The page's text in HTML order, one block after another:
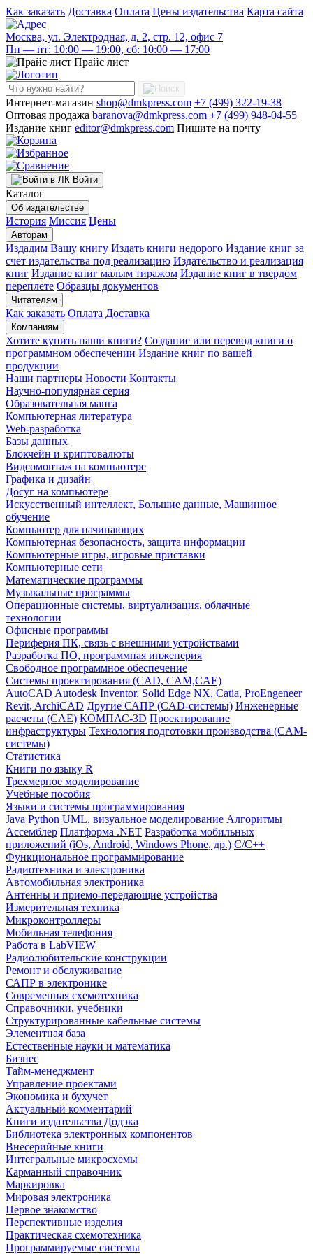
Как заказать Доставка Оплата Цены издательства Карта сайта
Москва, ул. Электродная, д. 2, стр. 12, офис 7
Пн — пт: 10:00 — 19:00, сб: 10:00 — 17:00
Прайс лист
Интернет-магазин shop@dmkpress.com +7 (499) 322-19-38
Оптовая продажа baranova@dmkpress.com +7 (499) 948-04-55
Издание книг editor@dmkpress.com Пишите на почту
Войти
Каталог
Об издательстве
История Миссия Цены
Авторам
Издадим Вашу книгу Издать книги недорого Издание книг за
счет издательства под реализацию Издательство и реализация
книг Издание книг малым тиражом Издание книг в твердом
переплете Образцы документов
Читателям
Как заказать Оплата Доставка
Компаниям
Хотите купить наши книги? Создание или перевод книги о
программном обеспечении Издание книг по вашей
продукции
Наши партнеры Новости Контакты
Научно-популярная серия
Образовательная манга
Компьютерная литература
Web-разработка
Базы данных
Блокчейн и криптовалюты
Видеомонтаж на компьютере
Графика и дизайн
Досуг на компьютере
Искусственный интеллект, Большие данные, Машинное
обучение
Компьютер для начинающих
Компьютерная безопасность, защита информации
Компьютерные игры, игровые приставки
Компьютерные сети
Математические программы
Музыкальные программы
Операционные системы, виртуализация, облачные
технологии
Офисные программы
Периферия ПК, связь с внешними устройствами
Разработка ПО, программная инженерия
Свободное программное обеспечение
Системы проектирования (CAD, CAM,CAE)
AutoCAD Autodesk Inventor, Solid Edge NX, Catia, ProEngeneer
Revit, ArchiCAD Другие САПР (CAD-системы) Инженерные
расчеты (CAE) КОМПАС-3D Проектирование
инфраструктуры Технология подготовки производства (CAM-
системы)
Статистика
Книги по языку R
Трехмерное моделирование
Учебные пособия
Языки и системы программирования
Java Python UML, визуальное моделирование Алгоритмы
Ассемблер Платформа .NET Разработка мобильных
приложений (iOs, Android, Windows Phone, др.) С/С++
Функциональное программирование
Радиотехника и электроника
Автомобильная электроника
Антенны и приемо-передающие устройства
Измерительная техника
Микроконтроллеры
Мобильная телефония
Работа в LabVIEW
Радиолюбительские конструкции
Ремонт и обслуживание
САПР в электронике
Современная схемотехника
Справочники, учебники
Структурированные кабельные системы
Элементная база
Естественные науки и математика
Бизнес
Тайм-менеджмент
Управление проектами
Экономика и бухучет
Актуальный комментарий
Книги издательства Додэка
Библиотека электронных компонентов
Внесерийные книги
Интегральные микросхемы
Карманный справочник
Маркировка
Мировая электроника
Первое знакомство
Перспективные изделия
Практическая схемотехника
Программируемые системы